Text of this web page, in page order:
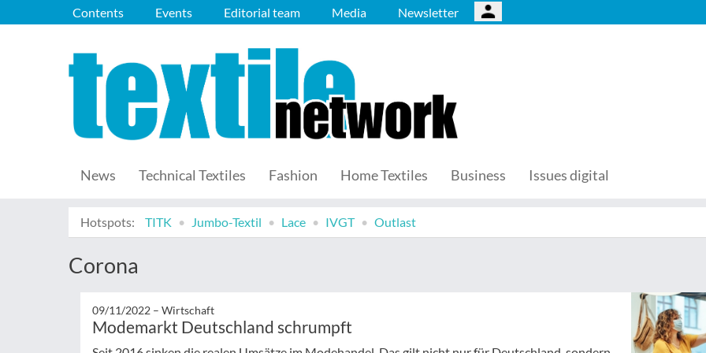
Contents Events Editorial team Media Newsletter
News Technical Textiles Fashion Home Textiles Business Issues digital
Hotspots: TITK Jumbo-Textil Lace IVGT Outlast
Corona
09/11/2022 – Wirtschaft
Modemarkt Deutschland schrumpft